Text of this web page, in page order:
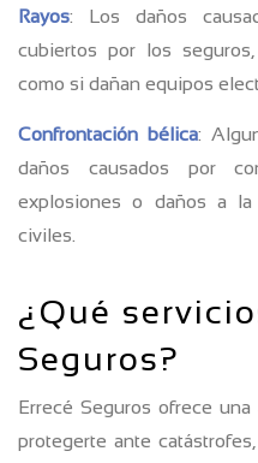
Rayos: Los daños
cubiertos por los
como si dañan equipos
Confrontación bélica:
daños causados por
explosiones o daños a la
civiles.
¿Qué
Seguros?
Errecé Seguros ofrece
protegerte ante